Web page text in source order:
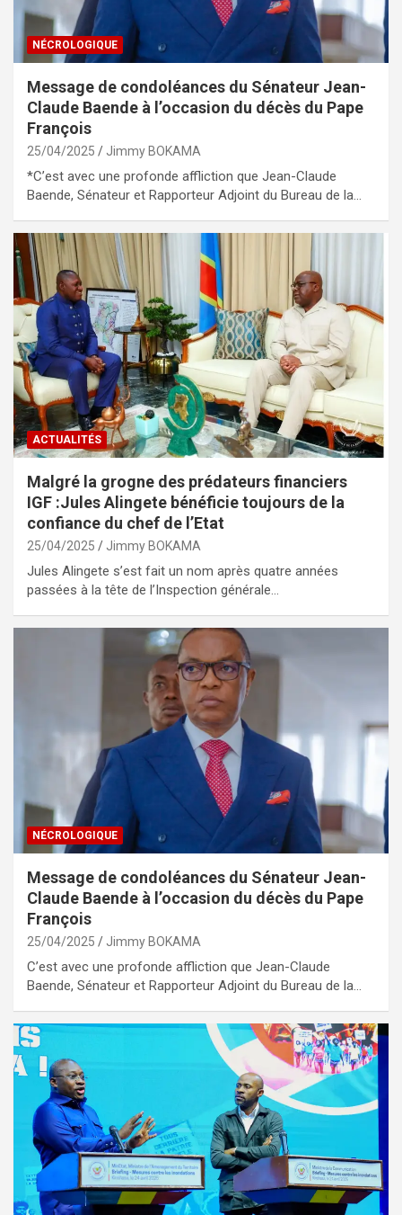
NÉCROLOGIQUE
Message de condoléances du Sénateur Jean-
Claude Baende à l’occasion du décès du Pape
François
25/04/2025 Jimmy BOKAMA
*C’est avec une profonde affliction que Jean-Claude
Baende, Sénateur et Rapporteur Adjoint du Bureau de la…
ACTUALITÉS
Malgré la grogne des prédateurs financiers
IGF :Jules Alingete bénéficie toujours de la
confiance du chef de l’Etat
25/04/2025 Jimmy BOKAMA
Jules Alingete s’est fait un nom après quatre années
passées à la tête de l’Inspection générale…
NÉCROLOGIQUE
Message de condoléances du Sénateur Jean-
Claude Baende à l’occasion du décès du Pape
François
25/04/2025 Jimmy BOKAMA
C’est avec une profonde affliction que Jean-Claude
Baende, Sénateur et Rapporteur Adjoint du Bureau de la…